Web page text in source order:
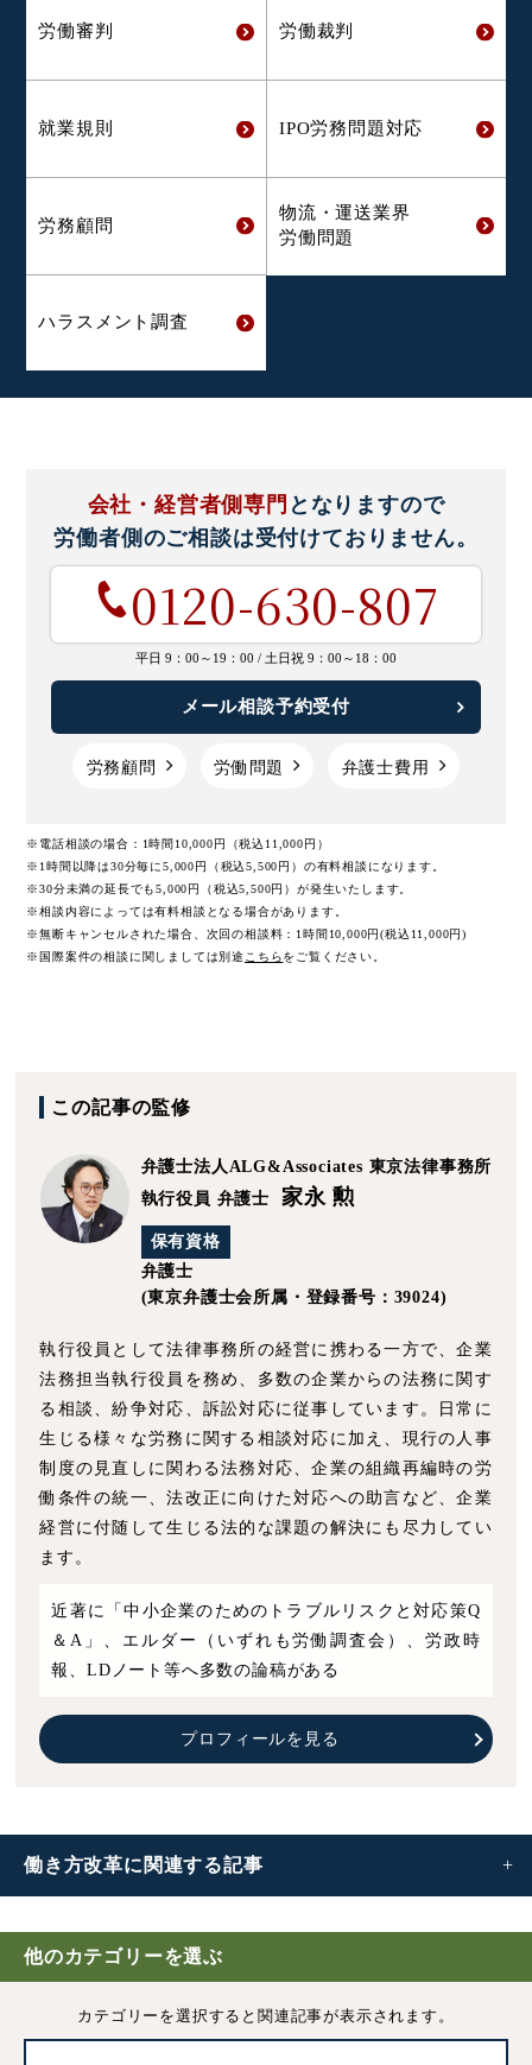
働き方改革に 関連する記事
働き方改革
3ヶ月」へ延長
他のカテゴリーを選ぶ
カテゴリーを選択すると 関連記事が表示されます。
労働審判 労働裁判
就業規則 IPO労務問題対応
労務顧問
物流・運送業界
労働問題
ハラスメント調査
会社・経営者側専門 となりますので
労働者側のご相談は受付けておりません。
0120-630-807
平日 9：00～19：00 / 土日祝 9：00～18：00
メール相談予約受付
労務顧問 労働問題 弁護士費用
※電話相談の場合：1時間10,000円（税込11,000円）
※1時間以降は30分毎に5,000円（税込5,500円）の有料相談になります。
※30分未満の延長でも5,000円（税込5,500円）が発生いたします。
※相談内容によっては有料相談となる場合があります。
※無断キャンセルされた場合、次回の相談料：1時間10,000円(税込11,000円)
※国際案件の相談に関しましては別途 こちらをご覧ください。
この記事の監修
弁護士法人ALG&Associates 東京法律事務所
執行役員 弁護士
家永 勲
保有資格
弁護士
(東京弁護士会所属・登録番号：39024)
執行役員として法律事務所の経営に携わる一方で、企業
法務担当執行役員を務め、多数の企業からの法務に関す
る相談、紛争対応、訴訟対応に従事しています。日常に
生じる様々な労務に関する相談対応に加え、現行の人事
制度の見直しに関わる法務対応、企業の組織再編時の労
働条件の統一、法改正に向けた対応への助言など、企業
経営に付随して生じる法的な課題の解決にも尽力してい
ます。
近著に「中小企業のためのトラブルリスクと対応策Q
＆A」、エルダー（いずれも労働調査会）、労政時
報、LDノート等へ多数の論稿がある
プロフィールを見る